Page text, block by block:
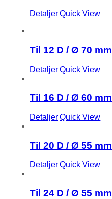
Detaljer Quick View
Til 12 D / Ø 70 mm
Detaljer Quick View
Til 16 D / Ø 60 mm
Detaljer Quick View
Til 20 D / Ø 55 mm
Detaljer Quick View
Til 24 D / Ø 55 mm